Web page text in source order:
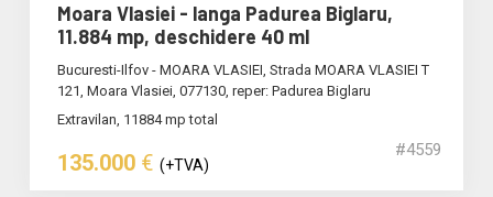
Moara Vlasiei - langa Padurea Biglaru,
11.884 mp, deschidere 40 ml
Bucuresti-Ilfov - MOARA VLASIEI, Strada MOARA VLASIEI T
121, Moara Vlasiei, 077130, reper: Padurea Biglaru
Extravilan, 11884 mp total
135.000 € (+TVA)
#4559